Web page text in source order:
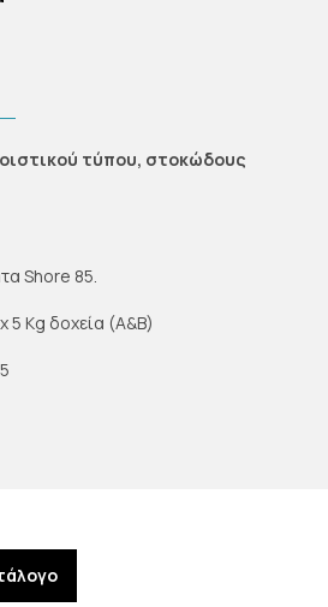
τύπου, στοκώδους
Shore 85.
5 Kg δοχεία (Α&Β)